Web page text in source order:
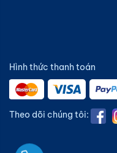
Hình thức thanh toán
Theo dõi chúng tôi: